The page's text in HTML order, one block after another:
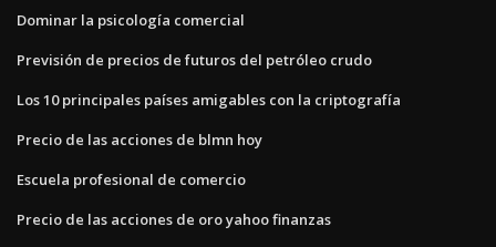
Dominar la psicología comercial
Previsión de precios de futuros del petróleo crudo
Los 10 principales países amigables con la criptografía
Precio de las acciones de blmn hoy
Escuela profesional de comercio
Precio de las acciones de oro yahoo finanzas